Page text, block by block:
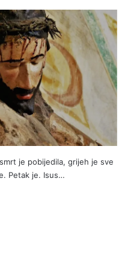
je pobijedila, grijeh je sve
Petak je. Isus…